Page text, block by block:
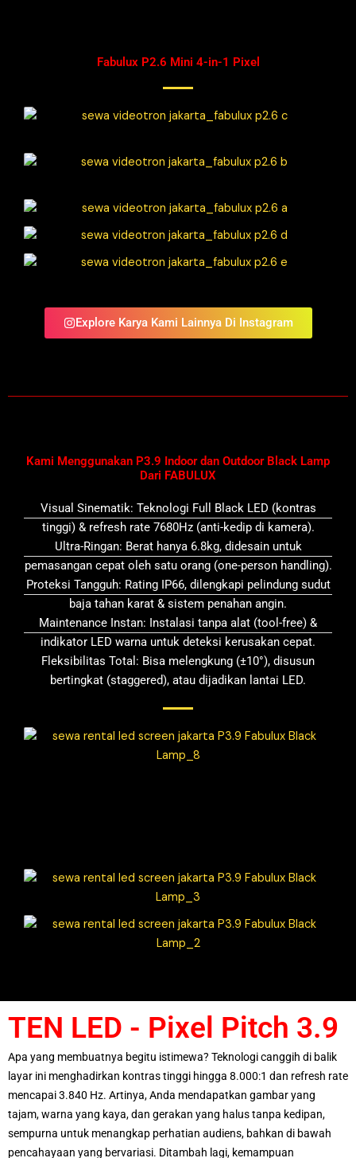
Fabulux P2.6 Mini 4-in-1 Pixel
Explore Karya Kami Lainnya Di Instagram
Kami Menggunakan P3.9 Indoor dan Outdoor Black Lamp
Dari FABULUX
Visual Sinematik: Teknologi Full Black LED (kontras
tinggi) & refresh rate 7680Hz (anti-kedip di kamera).
Ultra-Ringan: Berat hanya 6.8kg, didesain untuk
pemasangan cepat oleh satu orang (one-person handling).
Proteksi Tangguh: Rating IP66, dilengkapi pelindung sudut
baja tahan karat & sistem penahan angin.
Maintenance Instan: Instalasi tanpa alat (tool-free) &
indikator LED warna untuk deteksi kerusakan cepat.
Fleksibilitas Total: Bisa melengkung (±10°), disusun
bertingkat (staggered), atau dijadikan lantai LED.
TEN LED - Pixel Pitch 3.9
Apa yang membuatnya begitu istimewa? Teknologi canggih di balik
layar ini menghadirkan kontras tinggi hingga 8.000:1 dan refresh rate
mencapai 3.840 Hz. Artinya, Anda mendapatkan gambar yang
tajam, warna yang kaya, dan gerakan yang halus tanpa kedipan,
sempurna untuk menangkap perhatian audiens, bahkan di bawah
pencahayaan yang bervariasi. Ditambah lagi, kemampuan